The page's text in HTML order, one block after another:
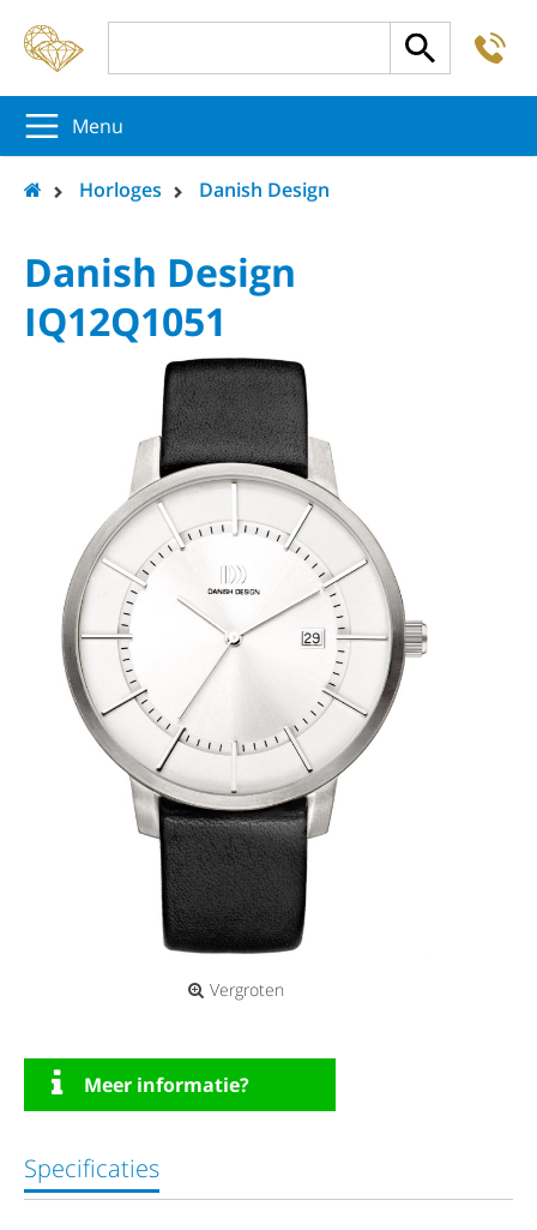
Menu
Horloges Danish Design
Danish Design
IQ12Q1051
Vergroten
Meer informatie?
Specificaties